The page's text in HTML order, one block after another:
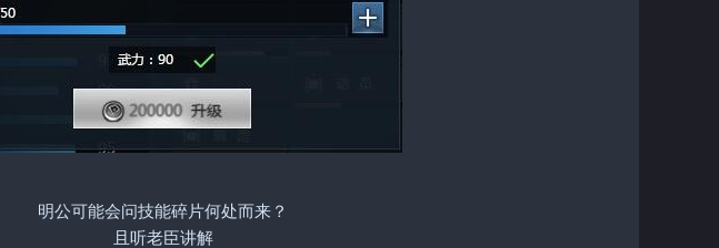
明公可能会问技能碎片何处而来？
且听老臣讲解